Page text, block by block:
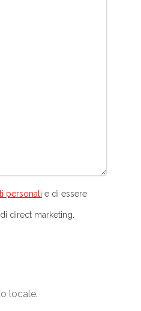
personali e di essere
direct marketing.
locale.